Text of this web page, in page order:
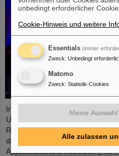
In Zusammenarbeit mit GSI/FAIR
Universität Darmstadt
Raumfahrtkontrollzentrum
das Artificial Intelligence
Applications, and Research
unbedingt erforderlicher
Cookie-Hinweis und weitere
Essentials (immer
Zweck: Unbedingt
Matomo
Zweck: Statistik-Cookies
Meine
Alle zulassen